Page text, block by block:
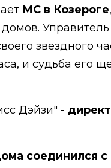
МС в Козероге,
звездного
и судьба его
Дэйзи" -
соединился